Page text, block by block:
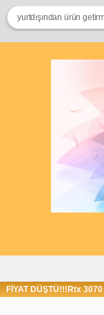
yurtdışından ürün
FİYAT DÜŞTÜ!!!Rtx